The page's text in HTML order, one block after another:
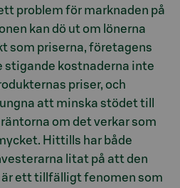
problem för marknaden på
kan dö ut om lönerna
som priserna, företagens
stigande kostnaderna inte
priser, och
att minska stödet till
om det verkar som
Hittills har både
litat på att den
ett tillfälligt fenomen som